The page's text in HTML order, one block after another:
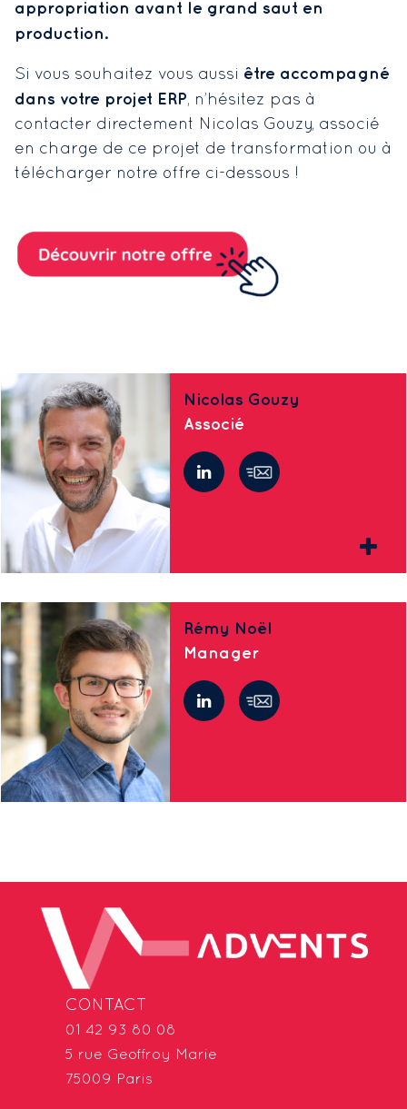
appropriation avant le grand saut en
production.
Si vous souhaitez vous aussi être accompagné
dans votre projet ERP, n’hésitez pas à
contacter directement Nicolas Gouzy, associé
en charge de ce projet de transformation ou à
télécharger notre offre ci-dessous !
Nicolas Gouzy
Associé
Rémy Noël
Manager
CONTACT
01 42 93 80 08
5 rue Geoffroy Marie
75009 Paris